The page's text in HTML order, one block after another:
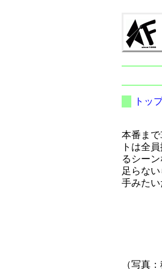
トッ
本番ま
トは全
るシー
足らな
手みたい
（写真